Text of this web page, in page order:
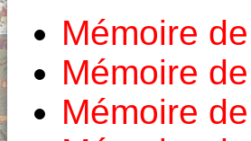
Mémoire
Mémoire
Mémoire